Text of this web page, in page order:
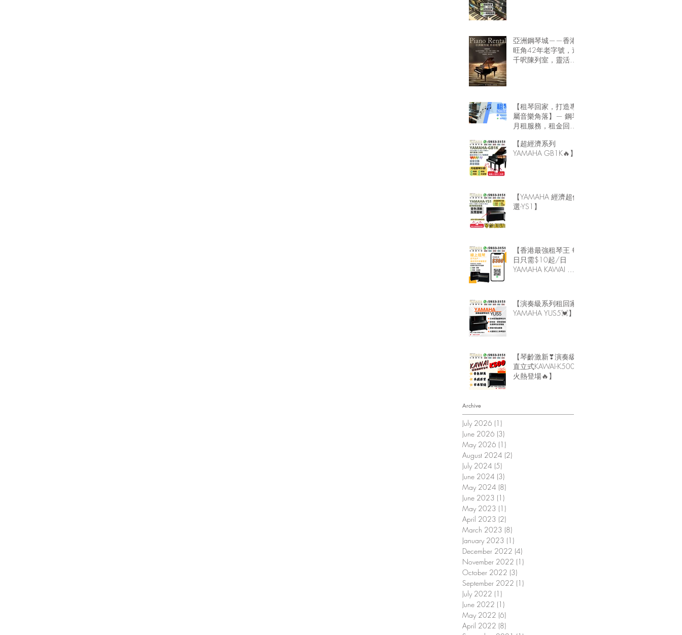
亞洲鋼琴城——香港
旺角42年老字號，逾
千呎陳列室，靈活租
【租琴回家，打造專
屬音樂角落】— 鋼琴
月租服務，租金回家
【超經濟系列
YAMAHA GB1K🔥】
【YAMAHA 經濟超值
選-YS1】
【香港最強租琴王 每
日只需$10起/日
YAMAHA KAWAI 鋼
【演奏級系列租回家-
YAMAHA YUS5💓】
【琴齡激新❣演奏級
直立式KAWAI-K500
火熱登場🔥】
Archive
July 2026 (1)
June 2026 (3)
May 2026 (1)
August 2024 (2)
July 2024 (5)
June 2024 (3)
May 2024 (8)
June 2023 (1)
May 2023 (1)
April 2023 (2)
March 2023 (8)
January 2023 (1)
December 2022 (4)
November 2022 (1)
October 2022 (3)
September 2022 (1)
July 2022 (1)
June 2022 (1)
May 2022 (6)
April 2022 (8)